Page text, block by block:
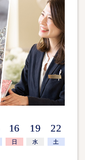
16
日
19
水
22
土